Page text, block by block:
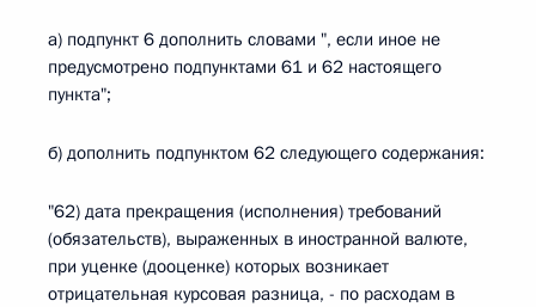
а) подпункт 6 дополнить словами ", если иное не
предусмотрено подпунктами 61 и 62 настоящего
пункта";
б) дополнить подпунктом 62 следующего содержания:
"62) дата прекращения (исполнения) требований
(обязательств), выраженных в иностранной валюте,
при уценке (дооценке) которых возникает
отрицательная курсовая разница, - по расходам в